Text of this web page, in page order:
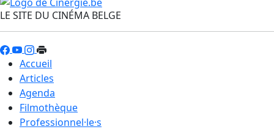
LE SITE DU CINÉMA BELGE
Accueil
Articles
Agenda
Filmothèque
Professionnel·le·s